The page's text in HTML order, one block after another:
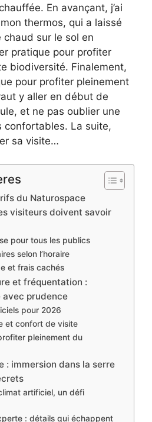
En avançant, j’ai
thermos, qui a laissé
sur le sol en
pratique pour profiter
biodiversité. Finalement,
pour profiter pleinement
y aller en début de
et ne pas oublier une
confortables. La suite,
sa visite…
du Naturospace
visiteurs doivent savoir
pour tous les publics
selon l’horaire
et frais cachés
et fréquentation :
avec prudence
pour 2026
et confort de visite
pleinement du
: immersion dans la serre
artificiel, un défi
: détails qui échappent